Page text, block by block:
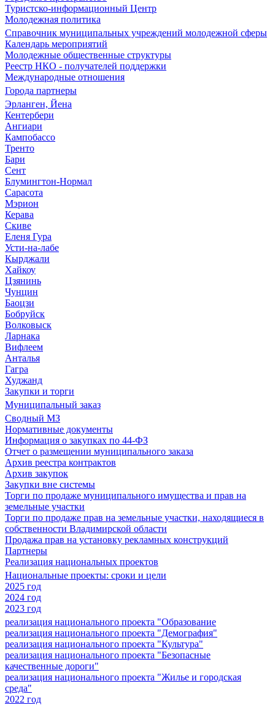
Туристско-информационный Центр
Молодежная политика
Справочник муниципальных учреждений молодежной сферы
Календарь мероприятий
Молодежные общественные структуры
Реестр НКО - получателей поддержки
Международные отношения
Города партнеры
Эрланген, Йена
Кентербери
Ангиари
Кампобассо
Тренто
Бари
Сент
Блумингтон-Нормал
Сарасота
Мэрион
Керава
Скиве
Еленя Гура
Усти-на-лабе
Кырджали
Хайкоу
Цзянинь
Чунцин
Баоцзи
Бобруйск
Волковыск
Ларнака
Вифлеем
Анталья
Гагра
Худжанд
Закупки и торги
Муниципальный заказ
Сводный МЗ
Нормативные документы
Информация о закупках по 44-ФЗ
Отчет о размещении муниципального заказа
Архив реестра контрактов
Архив закупок
Закупки вне системы
Торги по продаже муниципального имущества и прав на
земельные участки
Торги по продаже прав на земельные участки, находящиеся в
собственности Владимирской области
Продажа прав на установку рекламных конструкций
Партнеры
Реализация национальных проектов
Национальные проекты: сроки и цели
2025 год
2024 год
2023 год
реализация национального проекта "Образование
реализация национального проекта "Демография"
реализация национального проекта "Культура"
реализация национального проекта "Безопасные
качественные дороги"
реализация национального проекта "Жилье и городская
среда"
2022 год